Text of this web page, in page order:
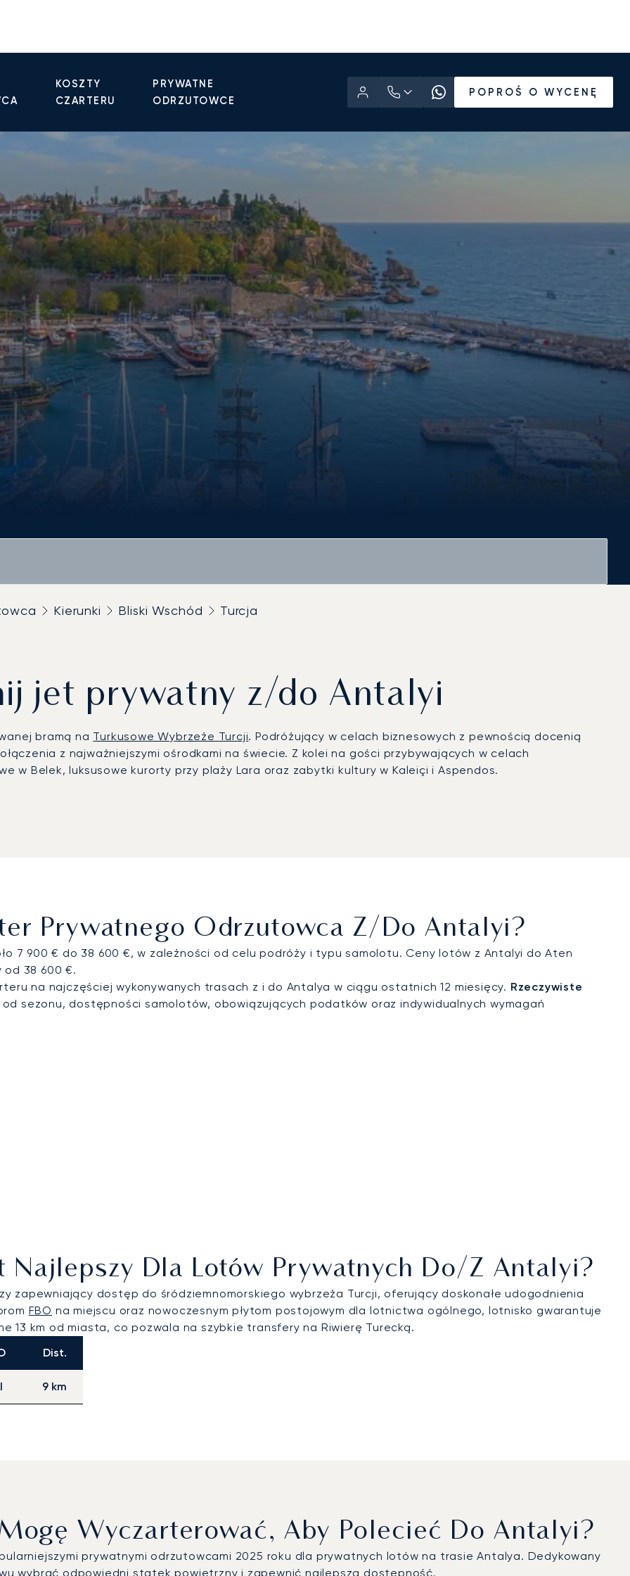
KOSZTY
CZARTERU
PRYWATNE
ODRZUTOWCE
POPROŚ O WYCENĘ
Kierunki Bliski Wschód Turcja
jet prywatny z/do Antalyi
bramą na Turkusowe Wybrzeże Turcji. Podróżujący w celach biznesowych z pewnością docenią
z najważniejszymi ośrodkami na świecie. Z kolei na gości przybywających w celach
w Belek, luksusowe kurorty przy plaży Lara oraz zabytki kultury w Kaleiçi i Aspendos.
i Gazipaşa Alanya. Zapewniamy transfery z szoferem do ośrodków golfowych w Belek, nadmorskich
Prywatnego Odrzutowca Z/do Antalyi?
7 900 € do 38 600 €, w zależności od celu podróży i typu samolotu. Ceny lotów z Antalyi do Aten
od 38 600 €.
na najczęściej wykonywanych trasach z i do Antalya w ciągu ostatnich 12 miesięcy. Rzeczywiste
sezonu, dostępności samolotów, obowiązujących podatków oraz indywidualnych wymagań
Najlepszy Dla Lotów Prywatnych Do/z Antalyi?
zapewniający dostęp do śródziemnomorskiego wybrzeża Turcji, oferujący doskonałe udogodnienia
FBO na miejscu oraz nowoczesnym płytom postojowym dla lotnictwa ogólnego, lotnisko gwarantuje
13 km od miasta, co pozwala na szybkie transfery na Riwierę Turecką.
Dist.
9 km
Wyczarterować, Aby Polecieć Do Antalyi?
prywatnymi odrzutowcami 2025 roku dla prywatnych lotów na trasie Antalya. Dedykowany
wybrać odpowiedni statek powietrzny i zapewnić najlepszą dostępność.